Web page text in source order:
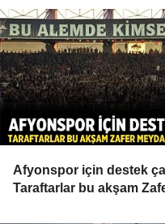
Afyonspor için destek
Taraftarlar bu akşam